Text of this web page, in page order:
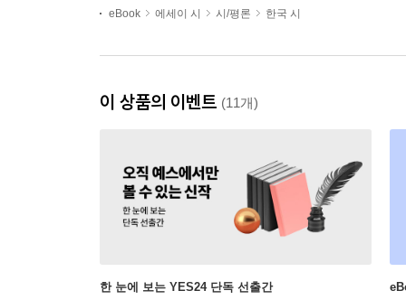
eBook 에세이 시 시/평론 한국 시
이 상품의 이벤트 (11개)
한 눈에 보는 YES24 단독 선출간